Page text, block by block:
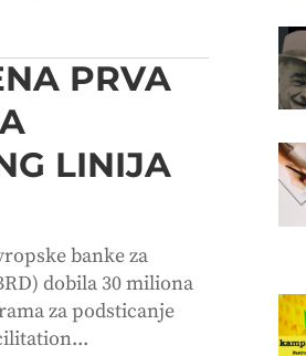
PRVA
LINIJA
banke za
dobila 30 miliona
za podsticanje